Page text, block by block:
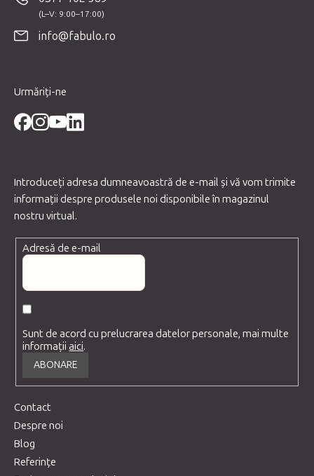
info@fabulo.ro
Urmăriți-ne
Introduceţi adresa dumneavoastră de e-mail şi vă vom trimite
informaţii despre produsele noi disponibile în magazinul
nostru virtual.
Adresă de e-mail
Sunt de acord cu prelucrarea datelor personale, mai multe
informațiiaici.
ABONARE
Contact
Despre noi
Blog
Referințe